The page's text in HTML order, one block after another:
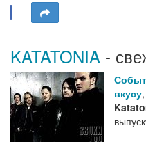
KATATONIA -
вкусу,